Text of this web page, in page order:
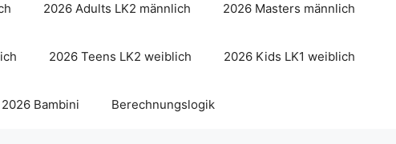
2026 Adults LK2 männlich 2026 Masters männlich
2026 Teens LK2 weiblich 2026 Kids LK1 weiblich
2026 Bambini Berechnungslogik